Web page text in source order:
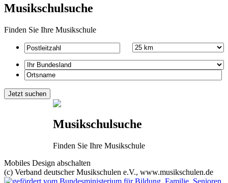
Musikschulsuche
Finden Sie Ihre Musikschule
Musikschulsuche
Finden Sie Ihre Musikschule
Mobiles Design abschalten
(c) Verband deutscher Musikschulen e.V., www.musikschulen.de